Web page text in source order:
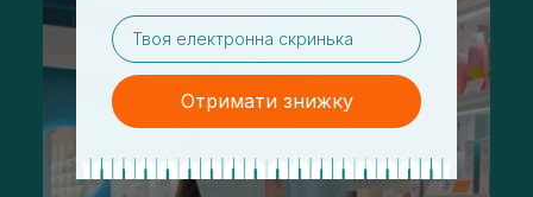
email
Отримати знижку